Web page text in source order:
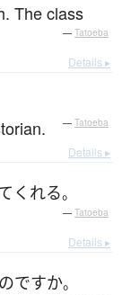
The class
— Tatoeba
Details ▸
— Tatoeba
Details ▸
くれる。
— Tatoeba
Details ▸
のですか。